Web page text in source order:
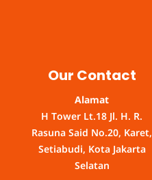
Our Contact
Alamat
H Tower Lt.18 Jl. H. R.
Rasuna Said No.20, Karet,
Setiabudi, Kota Jakarta
Selatan